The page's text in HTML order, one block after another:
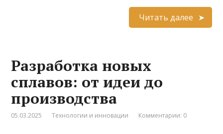
Читать далее
Разработка новых
сплавов: от идеи до
производства
05.03.2025 Технологии и инновации Комментарии: 0